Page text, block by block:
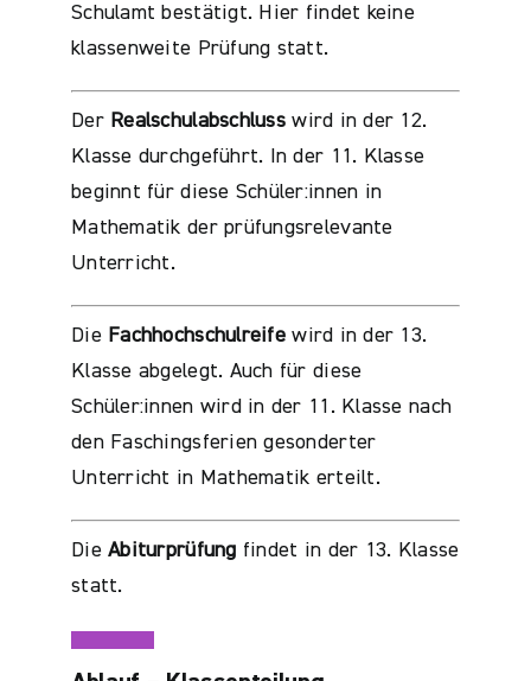
Schulamt bestätigt. Hier findet keine
klassenweite Prüfung statt.
Der Realschulabschlusswird in der 12.
Klasse durchgeführt. In der 11. Klasse
beginnt für diese Schüler:innen in
Mathematik der prüfungsrelevante
Unterricht.
Die Fachhochschulreifewird in der 13.
Klasse abgelegt. Auch für diese
Schüler:innen wird in der 11. Klasse nach
den Faschingsferien gesonderter
Unterricht in Mathematik erteilt.
DieAbiturprüfung findet in der 13. Klasse
statt.